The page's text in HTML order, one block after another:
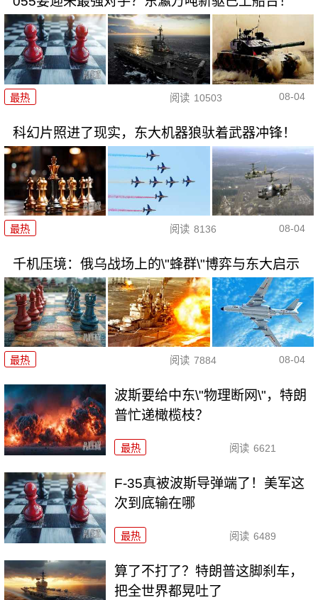
最热 阅读 10503 08-04
科幻片照进了现实，东大机器狼驮着武器冲锋！
最热 阅读 8136 08-04
千机压境：俄乌战场上的\"蜂群\"博弈与东大启示
最热 阅读 7884 08-04
波斯要给中东\"物理断网\"，特朗
普忙递橄榄枝？
最热 阅读 6621
F-35真被波斯导弹端了！美军这
次到底输在哪
最热 阅读 6489
算了不打了？特朗普这脚刹车，
把全世界都晃吐了